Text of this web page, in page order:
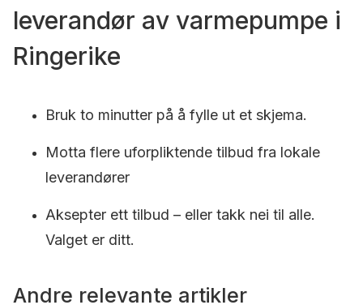
leverandør av varmepumpe i
Ringerike
Bruk to minutter på å fylle ut et skjema.
Motta flere uforpliktende tilbud fra lokale
leverandører
Aksepter ett tilbud – eller takk nei til alle.
Valget er ditt.
Andre relevante artikler